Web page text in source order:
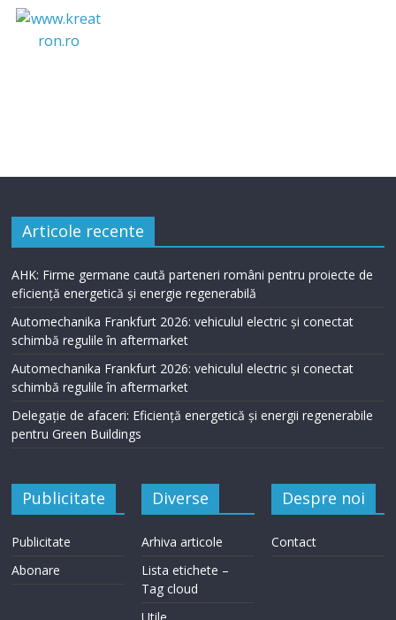
Articole recente
AHK: Firme germane caută parteneri români pentru proiecte de
eficiență energetică și energie regenerabilă
Automechanika Frankfurt 2026: vehiculul electric și conectat
schimbă regulile în aftermarket
Automechanika Frankfurt 2026: vehiculul electric și conectat
schimbă regulile în aftermarket
Delegație de afaceri: Eficiență energetică și energii regenerabile
pentru Green Buildings
Publicitate
Publicitate
Abonare
Diverse
Arhiva articole
Lista etichete –
Tag cloud
Utile
Despre noi
Contact